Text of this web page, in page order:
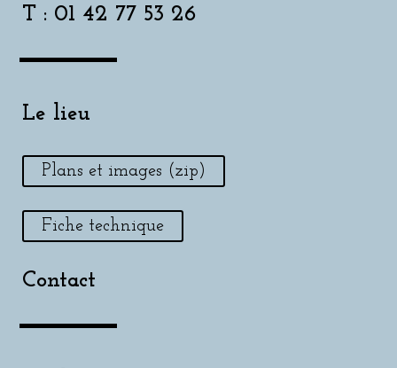
T : 01 42 77 53 26
Le lieu
Plans et images (zip)
Fiche technique
Contact